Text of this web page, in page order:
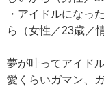
・アイドルになっ
ら（女性／23歳／
夢が叶ってアイド
愛くらいガマン、